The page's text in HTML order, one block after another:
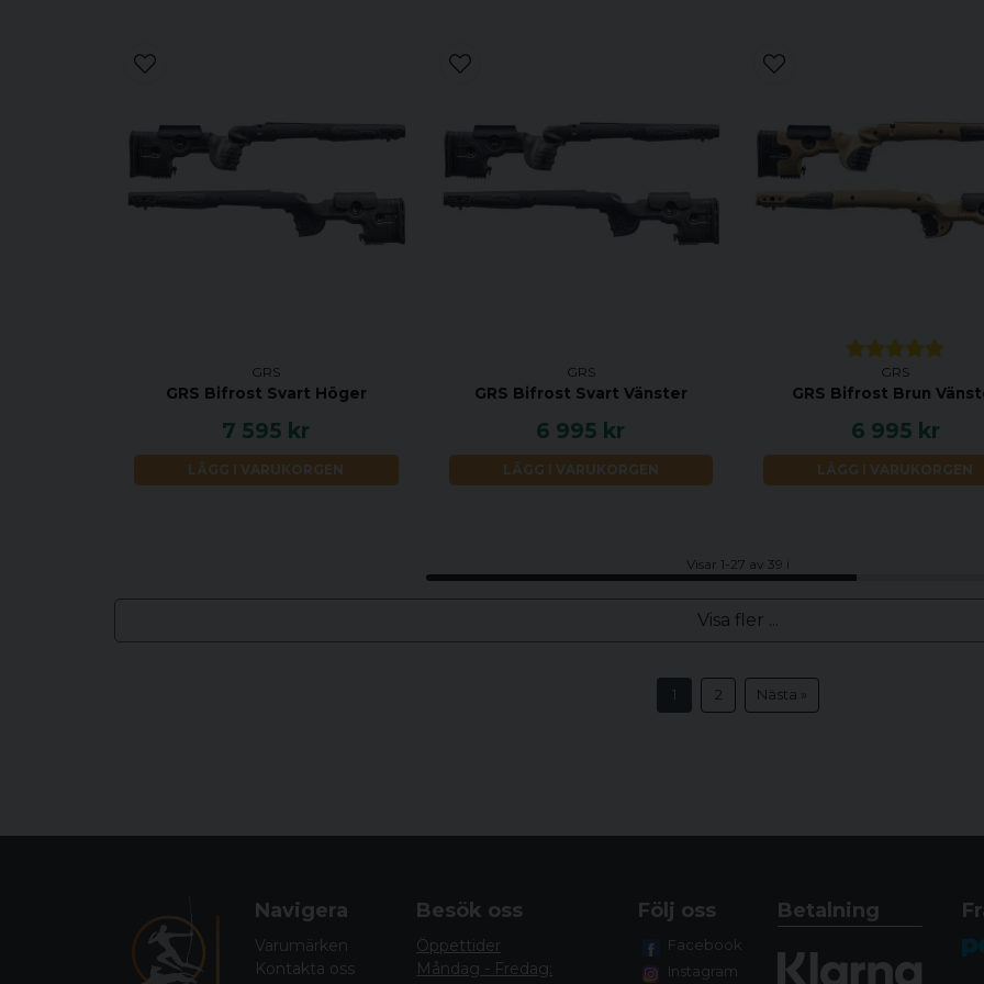
GRS
GRS Bifrost Svart Höger
7 595 kr
LÄGG I VARUKORGEN
GRS
GRS Bifrost Svart Vänster
6 995 kr
LÄGG I VARUKORGEN
GRS
GRS Bifrost Brun
6 995 kr
LÄGG I VARUKORGEN
Visar 1-27 av 39 i
Visa fler ...
1 2 Nästa »
Navigera
Varumärken
Kontakta oss
Besök oss
Öppettider
Måndag - Fredag:
Följ oss
Facebook
Instagram
Betalning